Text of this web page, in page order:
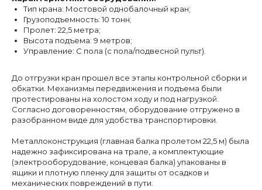
Тип крана: Мостовой однобалочный кран;
Грузоподъемность: 10 тонн;
Пролет: 22,5 метра;
Высота подъема: 9 метров;
Управление: С пола (с пола/подвесной пульт).
До отгрузки кран прошел все этапы контрольной сборки и
обкатки. Механизмы передвижения и подъема были
протестированы на холостом ходу и под нагрузкой.
Согласно договоренностям, оборудование отгружено в
разобранном виде для удобства транспортировки.
Металлоконструкция (главная балка пролетом 22,5 м) была
надежно зафиксирована на трале, а комплектующие
(электрооборудование, концевая балка) упакованы в
ящики и плотную пленку для защиты от осадков и
механических повреждений в пути.